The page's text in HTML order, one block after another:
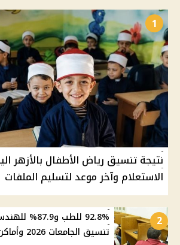
1
نتيجة تنسيق رياض الأطفال بالأزهر
الاستعلام وآخر موعد لتسليم الملفات
2
92.8% للطب
تنسيق الجامعات 2026 وأماكن المرحلة الثانية